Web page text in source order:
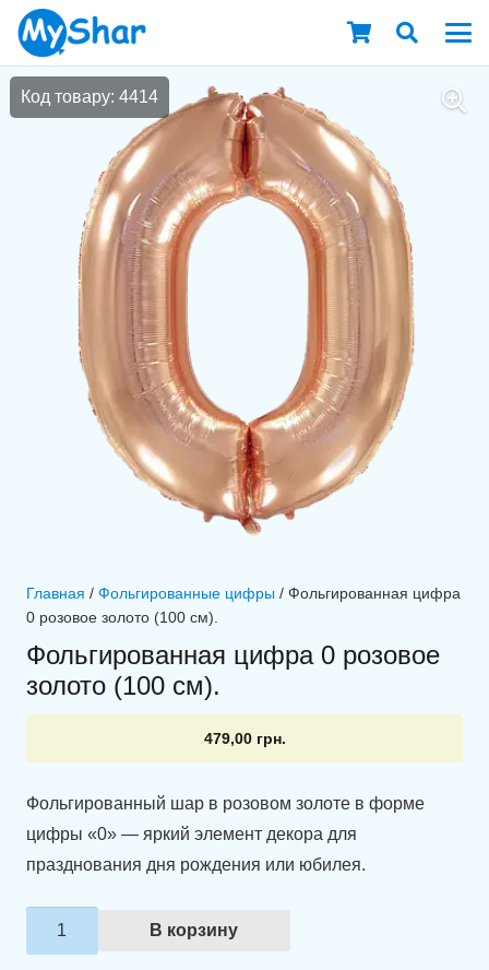
Код товару: 4414
Главная / Фольгированные цифры / Фольгированная цифра
0 розовое золото (100 см).
Фольгированная цифра 0 розовое
золото (100 см).
479,00 грн.
Фольгированный шар в розовом золоте в форме
цифры «0» — яркий элемент декора для
празднования дня рождения или юбилея.
Количество
товара
В корзину